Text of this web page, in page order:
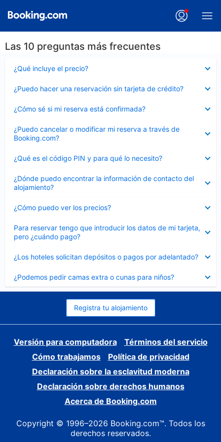
Las 10 preguntas más frecuentes
¿Qué incluye el precio?
cerrado
¿Puedo hacer una reservación sin tarjeta de crédito?
cerrado
¿Cómo sé si mi reserva está confirmada?
cerrado
¿Puedo cancelar o modificar mi reserva a través de
Booking.com?
cerrado
¿Qué es el código PIN y para qué lo necesito?
cerrado
¿Dónde puedo encontrar la información de contacto del
alojamiento?
cerrado
¿Cómo puedo ver los precios?
cerrado
Para reservar tengo que introducir los datos de mi tarjeta,
pero ¿cuándo pago?
cerrado
¿Los hoteles solicitan depósitos o pagos por adelantado?
cerrado
¿Podemos pedir camas extra o cunas para niños?
cerrado
Registra tu alojamiento
Versión para computadora
Términos del servicio
Cómo trabajamos
Política de privacidad
Declaración sobre la esclavitud moderna
Declaración sobre derechos humanos
Acerca de Booking.com
Copyright © 1996–2026 Booking.com™. Todos los
derechos reservados.